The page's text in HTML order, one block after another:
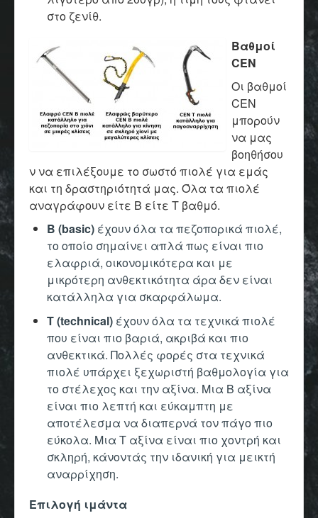
στο ζενίθ.
Βαθμοί
CEN
Οι βαθμοί
CEN
μπορούν
να μας
βοηθήσου
ν να επιλέξουμε το σωστό πιολέ για εμάς
και τη δραστηριότητά μας. Όλα τα πιολέ
αναγράφουν είτε B είτε Τ βαθμό.
Β (basic) έχουν όλα τα πεζοπορικά πιολέ,
το οποίο σημαίνει απλά πως είναι πιο
ελαφριά, οικονομικότερα και με
μικρότερη ανθεκτικότητα άρα δεν είναι
κατάλληλα για σκαρφάλωμα.
Τ (technical) έχουν όλα τα τεχνικά πιολέ
που είναι πιο βαριά, ακριβά και πιο
ανθεκτικά. Πολλές φορές στα τεχνικά
πιολέ υπάρχει ξεχωριστή βαθμολογία για
το στέλεχος και την αξίνα. Μια B αξίνα
είναι πιο λεπτή και εύκαμπτη με
αποτέλεσμα να διαπερνά τον πάγο πιο
εύκολα. Μια Τ αξίνα είναι πιο χοντρή και
σκληρή, κάνοντάς την ιδανική για μεικτή
αναρρίχηση.
Επιλογή ιμάντα